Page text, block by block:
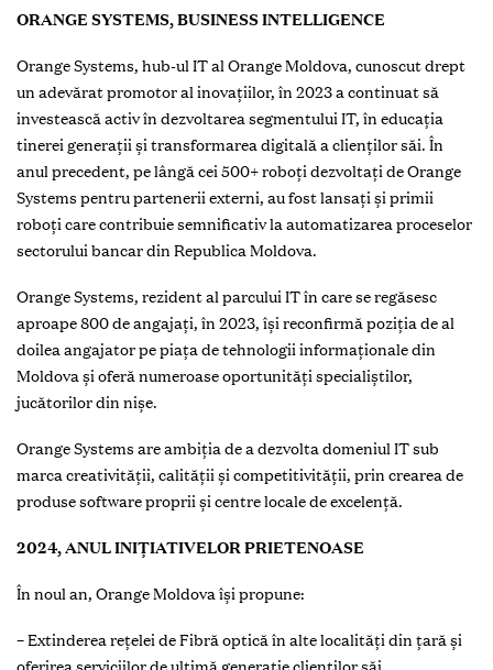
ORANGE SYSTEMS, BUSINESS INTELLIGENCE
Orange Systems, hub-ul IT al Orange Moldova, cunoscut drept
un adevărat promotor al inovaţiilor, în 2023 a continuat să
investească activ în dezvoltarea segmentului IT, în educația
tinerei generații și transformarea digitală a clienților săi. În
anul precedent, pe lângă cei 500+ roboți dezvoltați de Orange
Systems pentru partenerii externi, au fost lansați și primii
roboți care contribuie semnificativ la automatizarea proceselor
sectorului bancar din Republica Moldova.
Orange Systems, rezident al parcului IT în care se regăsesc
aproape 800 de angajaţi, în 2023, își reconfirmă poziţia de al
doilea angajator pe piaţa de tehnologii informaţionale din
Moldova și oferă numeroase oportunităţi specialiştilor,
jucătorilor din nişe.
Orange Systems are ambiția de a dezvolta domeniul IT sub
marca creativității, calității și competitivității, prin crearea de
produse software proprii și centre locale de excelență.
2024, ANUL INIȚIATIVELOR PRIETENOASE
În noul an, Orange Moldova își propune:
– Extinderea rețelei de Fibră optică în alte localități din țară și